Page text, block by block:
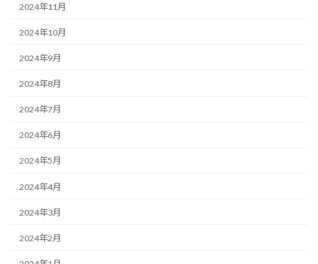
2024年11月
2024年10月
2024年9月
2024年8月
2024年7月
2024年6月
2024年5月
2024年4月
2024年3月
2024年2月